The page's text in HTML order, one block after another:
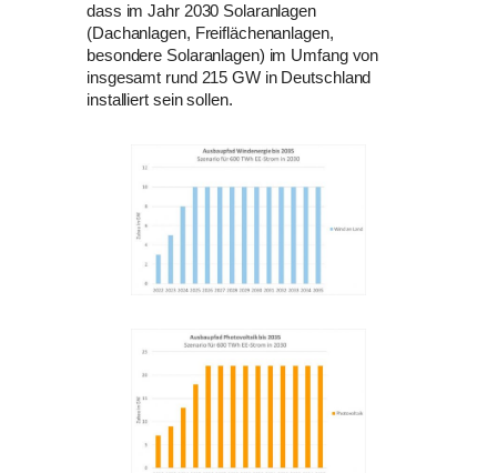
dass im Jahr 2030 Solaranlagen
(Dachanlagen, Freiflächenanlagen,
besondere Solaranlagen) im Umfang von
insgesamt rund 215 GW in Deutschland
installiert sein sollen.